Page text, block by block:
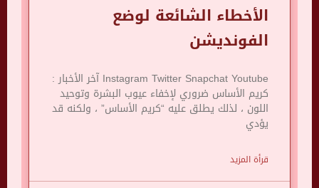
الأخطاء الشائعة لوضع
الفونديشن
Instagram Twitter Snapchat Youtube آخر الأخبار :
كريم الأساس ضروري لإخفاء عيوب البشرة وتوحيد
اللون ، لذلك يطلق عليه “كريم الأساس” ، ولكنه قد
يؤدي
قرأة المزيد